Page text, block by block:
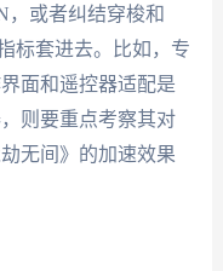
，或者纠结穿梭和
标套进去。比如，专
面和遥控器适配是
则要重点考察其对
无间》的加速效果